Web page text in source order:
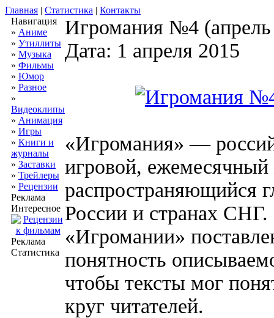
Главная | Статистика | Контакты
Навигация
» Аниме
» Утиллиты
» Музыка
» Фильмы
» Юмор
» Разное
»
Видеоклипы
» Анимация
» Игры
» Книги и
журналы
» Заставки
» Трейлеры
» Рецензии
Реклама
Интересное
Реклама
Статистика
Игромания №4
Дата: 1 апреля 2015
«Игромания» —
игровой,
распространяющийся
России и странах СНГ.
«Игромании»
понятность
чтобы тексты мог
круг читателей.